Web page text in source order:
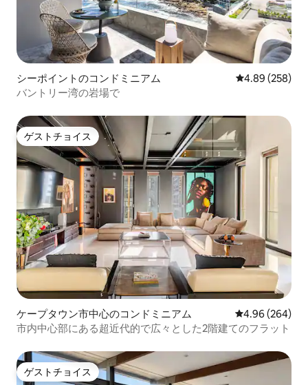
シーポイントのコンドミニアム レビュー258
4.89 (258)
バントリー湾の岩場で
ゲストチョイス
ゲストチョイス
ケープタウン市中心のコンドミニアム レビュー264
4.96 (264)
市内中心部にある超近代的で広々とした2階建てのフラット
ゲストチョイス
ゲストチョイス